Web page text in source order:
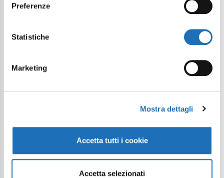
Preferenze
Statistiche
Marketing
Mostra dettagli
Accetta tutti i cookie
Accetta selezionati